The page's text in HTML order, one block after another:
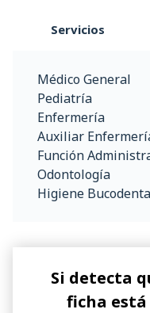
Servicios
Médico General
Pediatría
Enfermería
Auxiliar
Función
Odontología
Higiene
Si detecta
ficha